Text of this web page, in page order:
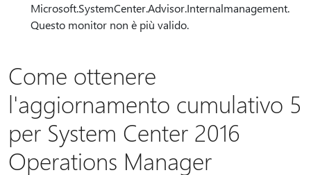
Microsoft.SystemCenter.Advisor.Internalmanagement.
Questo monitor non è più valido.
Come ottenere
l'aggiornamento cumulativo 5
per System Center 2016
Operations Manager